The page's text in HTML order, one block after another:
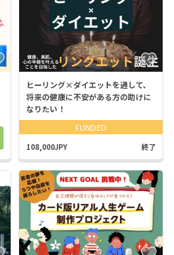
ヒーリング×ダイエットを通して、
将来の健康に不安がある方の助けに
なりたい！
FUNDED
108,000JPY 終了